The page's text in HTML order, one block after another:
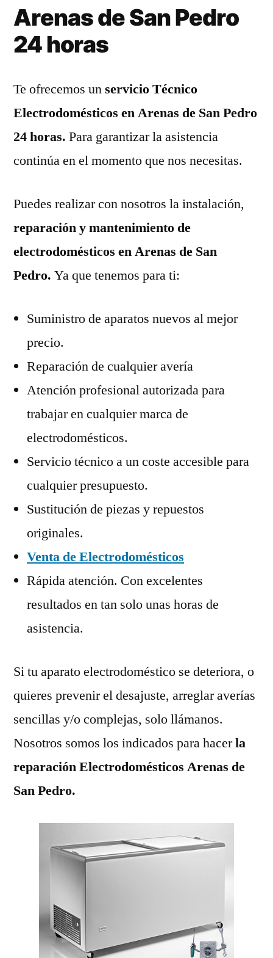
Arenas de San Pedro
24 horas
Te ofrecemos unservicio Técnico
Electrodomésticos en Arenas de San Pedro
24 horas. Para garantizar la asistencia
continúa en el momento que nos necesitas.
Puedes realizar con nosotros la instalación,
reparación y mantenimiento de
electrodomésticos en Arenas de San
Pedro. Ya que tenemos para ti:
Suministro de aparatos nuevos al mejor
precio.
Reparación de cualquier avería
Atención profesional autorizada para
trabajar en cualquier marca de
electrodomésticos.
Servicio técnico a un coste accesible para
cualquier presupuesto.
Sustitución de piezas y repuestos
originales.
Venta de Electrodomésticos
Rápida atención. Con excelentes
resultados en tan solo unas horas de
asistencia.
Si tu aparato electrodoméstico se deteriora, o
quieres prevenir el desajuste, arreglar averías
sencillas y/o complejas, solo llámanos.
Nosotros somos los indicados para hacerla
reparación Electrodomésticos Arenas de
San Pedro.